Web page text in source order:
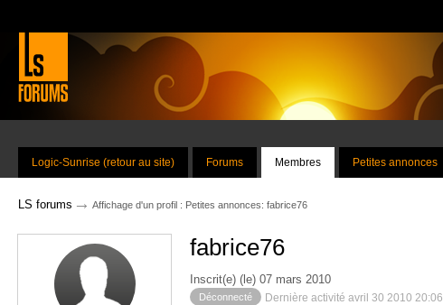
Logic-Sunrise (retour au site) Forums Membres Petites annonces
LS forums → Affichage d'un profil : Petites annonces: fabrice76
fabrice76
Inscrit(e) (le) 07 mars 2010
Déconnecté Dernière activité avril 30 2010 20:06